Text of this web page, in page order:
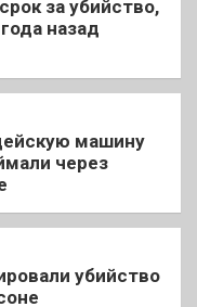
за убийство,
назад
машину
через
убийство